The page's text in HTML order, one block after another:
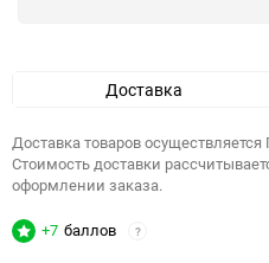
Доставка
Доставка товаров
Стоимость доставки
оформлении заказа.
+7 баллов ?